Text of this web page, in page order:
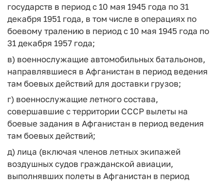
государств в период с 10 мая 1945 года по 31
декабря 1951 года, в том числе в операциях по
боевому тралению в период с 10 мая 1945 года по
31 декабря 1957 года;
в) военнослужащие автомобильных батальонов,
направлявшиеся в Афганистан в период ведения
там боевых действий для доставки грузов;
г) военнослужащие летного состава,
совершавшие с территории СССР вылеты на
боевые задания в Афганистан в период ведения
там боевых действий;
д) лица (включая членов летных экипажей
воздушных судов гражданской авиации,
выполнявших полеты в Афганистан в период